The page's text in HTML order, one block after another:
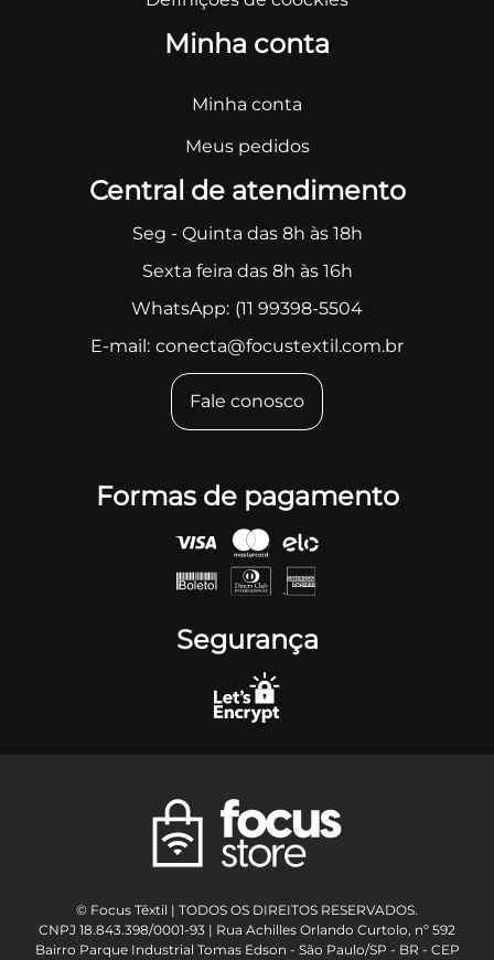
Minha conta
Minha conta
Meus pedidos
Central de atendimento
Seg - Quinta das 8h às 18h
Sexta feira das 8h às 16h
WhatsApp: (11 99398-5504
E-mail: conecta@focustextil.com.br
Fale conosco
Formas de pagamento
Segurança
© Focus Têxtil | TODOS OS DIREITOS RESERVADOS.
CNPJ 18.843.398/0001-93 | Rua Achilles Orlando Curtolo, nº 592
Bairro Parque Industrial Tomas Edson - São Paulo/SP - BR - CEP